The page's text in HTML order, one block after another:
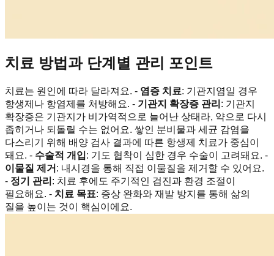
치료 방법과 단계별 관리 포인트
치료는 원인에 따라 달라져요. - 염증 치료: 기관지염일 경우
항생제나 항염제를 처방해요. - 기관지 확장증 관리 : 기관지
확장증은 기관지가 비가역적으로 늘어난 상태라, 약으로 다시
좁히거나 되돌릴 수는 없어요. 쌓인 분비물과 세균 감염을
다스리기 위해 배양 검사 결과에 따른 항생제 치료가 중심이
돼요. - 수술적 개입: 기도 협착이 심한 경우 수술이 고려돼요. -
이물질 제거 : 내시경을 통해 직접 이물질을 제거할 수 있어요.
- 정기 관리 : 치료 후에도 주기적인 검진과 환경 조절이
필요해요. - 치료 목표: 증상 완화와 재발 방지를 통해 삶의
질을 높이는 것이 핵심이에요.